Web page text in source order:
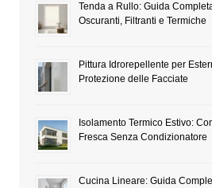
Tenda a Rullo: Guida
Oscuranti, Filtranti e Termiche
Pittura Idrorepellente per
Protezione delle Facciate
Isolamento Termico Estivo:
Fresca Senza Condizionatore
Cucina Lineare: Guida